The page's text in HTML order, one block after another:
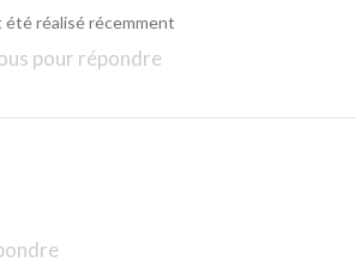
été réalisé récemment
pour répondre